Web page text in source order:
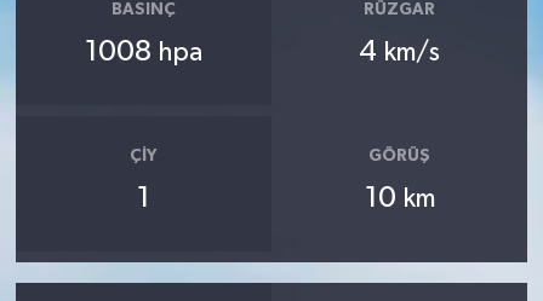
BASINÇ
1008 hpa
RÜZGAR
4 km/s
ÇIY
1
GÖRÜŞ
10 km
OLAY